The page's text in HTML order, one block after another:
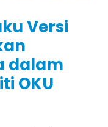
Versi
dalam
OKU